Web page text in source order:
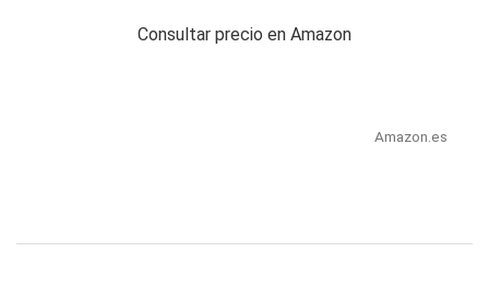
Consultar precio en Amazon
Amazon.es